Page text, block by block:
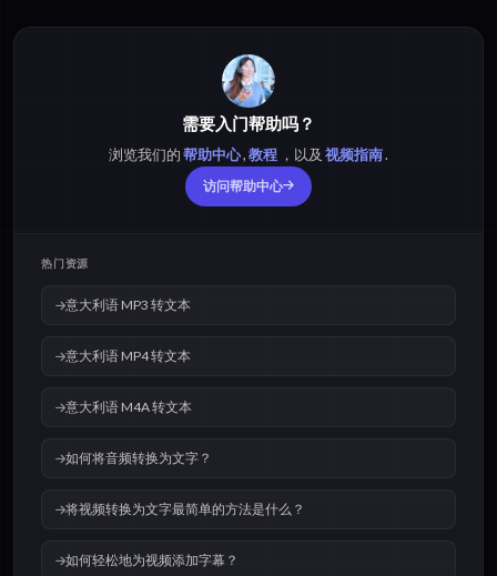
需要入门帮助吗？
浏览我们的帮助中心,教程 ，以及 视频指南.
访问帮助中心
热门资源
意大利语 MP3 转文本
意大利语 MP4 转文本
意大利语 M4A 转文本
如何将音频转换为文字？
将视频转换为文字最简单的方法是什么？
如何轻松地为视频添加字幕？